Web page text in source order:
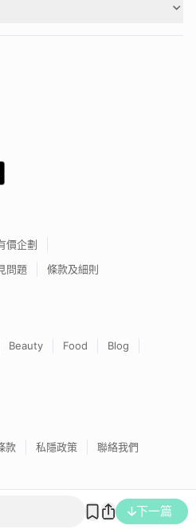
下一篇
價企劃
問題 條款及細則
Beauty Food
Blog
款 私隱政策 聯絡我們